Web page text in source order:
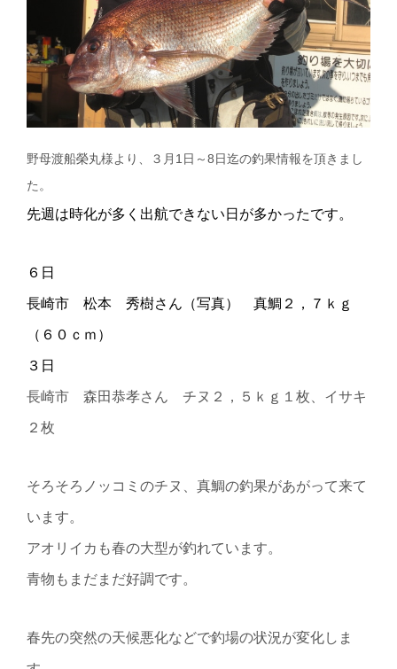
野母渡船榮丸様より、３月1日～8日迄の釣果情報を頂きまし
た。
先週は時化が多く出航できない日が多かったです。
６日
長崎市 松本 秀樹さん（写真） 真鯛２，７ｋｇ
（６０ｃｍ）
３日
長崎市 森田恭孝さん チヌ２，５ｋｇ１枚、イサキ
２枚
そろそろノッコミのチヌ、真鯛の釣果があがって来て
います。
アオリイカも春の大型が釣れています。
青物もまだまだ好調です。
春先の突然の天候悪化などで釣場の状況が変化しま